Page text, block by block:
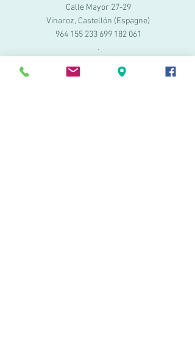
Calle Mayor 27-29
Vinaroz, Castellón (Espagne)
964 155 233 699 182061
.